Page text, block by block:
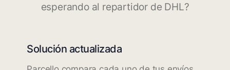
esperando al repartidor de DHL?
Solución actualizada